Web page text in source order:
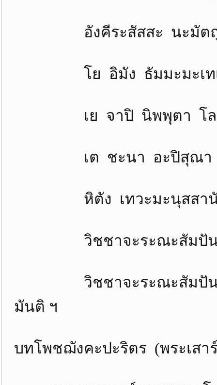
อังคีระสัสสะ นะมัต
โย อิมัง ธัมมะมะเท
เย จาปิ นิพพุตา โล
เต ชะนา อะปิสุณ
หิตัง เทวะมะนุสสา
วิชชาจะระณะสัมปัน
วิชชาจะระณะสัมปั
มันติ ฯ
บทโพชฌังคะปะริตร (พระเสา